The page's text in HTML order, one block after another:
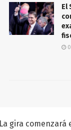
El
La gira comenzará